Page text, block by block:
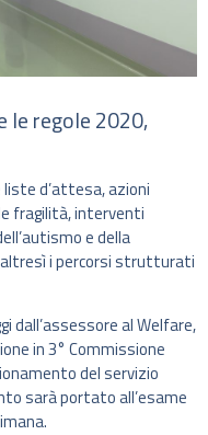
le regole 2020,
d’attesa, azioni
fragilità, interventi
e della
i percorsi strutturati
dall’assessore al Welfare,
in 3° Commissione
del servizio
sarà portato all’esame